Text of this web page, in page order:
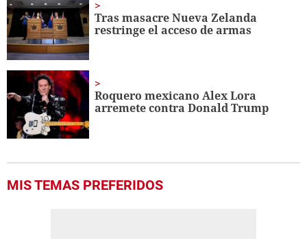
Tras masacre Nueva Zelanda
restringe el acceso de armas
Roquero mexicano Alex Lora
arremete contra Donald Trump
MIS TEMAS PREFERIDOS